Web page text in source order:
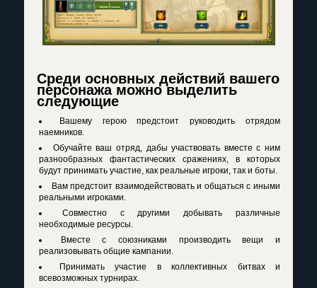
Среди основных действий вашего
персонажа можно выделить
следующие
Вашему герою предстоит руководить отрядом
наемников.
Обучайте ваш отряд, дабы участвовать вместе с ним
разнообразных фантастических сражениях, в которых
будут принимать участие, как реальные игроки, так и боты.
Вам предстоит взаимодействовать и общаться с иными
реальными игроками.
Совместно с другими добывать различные
необходимые ресурсы.
Вместе с союзниками производить вещи и
реализовывать общие кампании.
Принимать участие в коллективных битвах и
всевозможных турнирах.